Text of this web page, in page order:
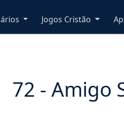
Jogos Cristão
72 - Amigo